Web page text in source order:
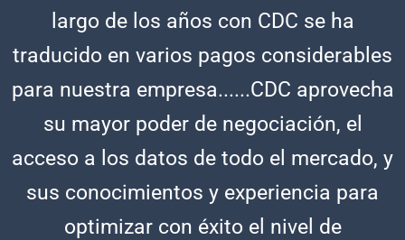
largo de los años con CDC se ha
traducido en varios pagos considerables
para nuestra empresa......CDC aprovecha
su mayor poder de negociación, el
acceso a los datos de todo el mercado, y
sus conocimientos y experiencia para
optimizar con éxito el nivel de